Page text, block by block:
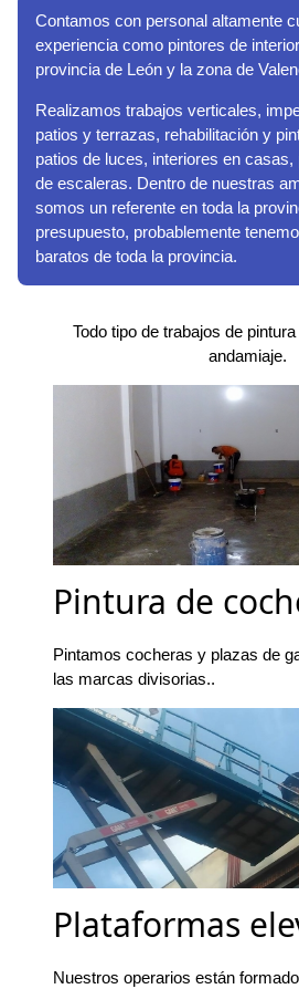
Contamos con personal altamente
experiencia como pintores de
provincia de León y la zona de
Realizamos trabajos verticales,
patios y terrazas, rehabilitación y
patios de luces, interiores en
de escaleras. Dentro de nuestras
somos un referente en toda la
presupuesto, probablemente
baratos de toda la provincia.
Todo tipo de trabajos de
andamiaje.
Pintura de
Pintamos cocheras y plazas de
las marcas divisorias..
Plataformas
Nuestros operarios están